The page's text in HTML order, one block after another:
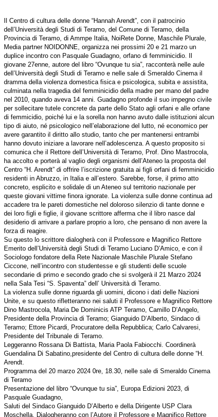
Il Centro di cultura delle donne “Hannah Arendt”, con il patrocinio
dell’Università degli Studi di Teramo, del Comune di Teramo, della
Provincia di Teramo, di Ammpe Italia, NoiRete Donne, Maschile Plurale,
Media partner NOIDONNE, organizza nei prossimi 20 e 21 marzo un
duplice incontro con Pasquale Guadagno, orfano di femminicidio. Il
giovane 27enne, autore del libro “Ovunque tu sia”, racconterà nelle aule
dell’Università degli Studi di Teramo e nelle sale di Smeraldo Cinema il
dramma della violenza domestica fisica e psicologica, subita e assistita,
culminata nella tragedia del femminicidio della madre per mano del padre
nel 2010, quando aveva 14 anni. Guadagno profonde il suo impegno civile
per sollecitare tutele concrete da parte dello Stato agli orfani e alle orfane
di femmicidio, poiché lui e la sorella non hanno avuto dalle istituzioni alcun
tipo di aiuto, né psicologico nell’elaborazione del lutto, né economico per
avere garantito il diritto allo studio, tanto che per mantenersi entrambi
hanno dovuto iniziare a lavorare nell’adolescenza. A questo proposito si
comunica che il Rettore dell’Università di Teramo, Prof. Dino Mastrocola,
ha accolto e porterà al vaglio degli organismi dell’Ateneo la proposta del
Centro “H. Arendt” di offrire l’iscrizione gratuita ai figli orfani di femminicidio
residenti in Abruzzo, in Italia e all’estero. Sarebbe, forse, il primo atto
concreto, esplicito e solidale di un Ateneo sul territorio nazionale per
queste giovani vittime finora ignorate. La violenza sulle donne continua ad
accadere tra le pareti domestiche nel doloroso silenzio di tante donne e
dei loro figli e figlie, il giovane scrittore afferma che il libro nasce dal
desiderio di arrivare a parlare proprio a loro, che pensano di non avere la
forza di reagire.
Su questo lo scrittore dialogherà con il Professore e Magnifico Rettore
Emerito dell’Università degli Studi di Teramo Luciano D’Amico, e con il
Sociologo fondatore della Rete Nazionale Maschile Plurale Stefano
Ciccone, nell’incontro con studentesse e gli studenti delle scuole
secondarie di primo e secondo grado che si svolgerà il 21 Marzo 2024
nella Sala Tesi “S. Spaventa” dell’ Università di Teramo.
La violenza sulle donne riguarda gli uomini, dicono i dati delle Nazioni
Unite, e su questo rifletteranno nei saluti il Professore e Magnifico Rettore
Dino Mastrocola, Maria De Dominicis ATP Teramo, Camillo D’Angelo,
Presidente della Provincia di Teramo; Gianguido D’Alberto, Sindaco di
Teramo; Ettore Picardi, Procuratore della Repubblica; Carlo Calvaresi,
Presidente del Tribunale di Teramo.
Leggeranno Rossana Di Battista, Maria Paola Fabiocchi. Coordinerà
Guendalina Di Sabatino,presidente del Centro di cultura delle donne “H.
Arendt.
Programma del 20 marzo 2024 0re, 18.30, nelle sale di Smeraldo Cinema
di Teramo
Presentazione del libro “Ovunque tu sia”, Europa Edizioni 2023, di
Pasquale Guadagno,
Saluti del Sindaco Gianguido D’Alberto e della Dirigente USP Clara
Moschella. Dialogheranno con l’Autore il Professore e Magnifico Rettore